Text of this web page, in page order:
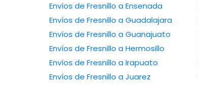
Envíos de Fresnillo a Ensenada
Envíos de Fresnillo a Guadalajara
Envíos de Fresnillo a Guanajuato
Envíos de Fresnillo a Hermosillo
Envíos de Fresnillo a Irapuato
Envíos de Fresnillo a Juarez